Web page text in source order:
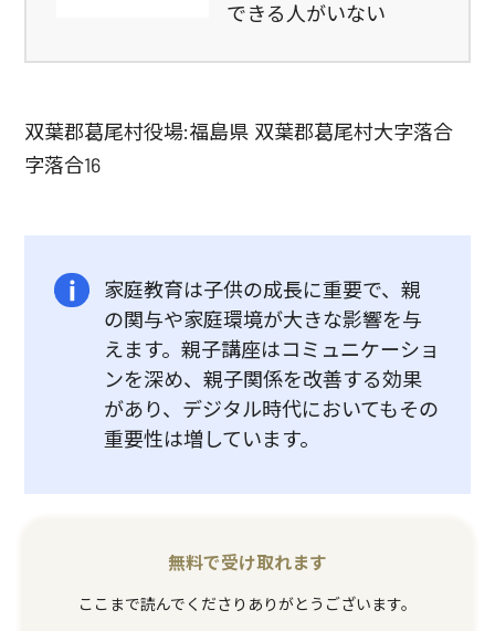
できる人がいない
双葉郡葛尾村役場:福島県 双葉郡葛尾村大字落合
字落合16
家庭教育は子供の成長に重要で、親
の関与や家庭環境が大きな影響を与
えます。親子講座はコミュニケーショ
ンを深め、親子関係を改善する効果
があり、デジタル時代においてもその
重要性は増しています。
無料で受け取れます
ここまで読んでくださりありがとうございます。